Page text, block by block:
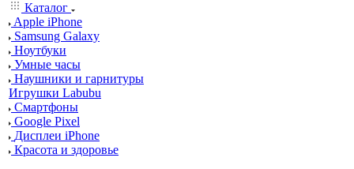
Каталог
Apple iPhone
Samsung Galaxy
Ноутбуки
Умные часы
Наушники и гарнитуры
Игрушки Labubu
Смартфоны
Google Pixel
Дисплеи iPhone
Красота и здоровье